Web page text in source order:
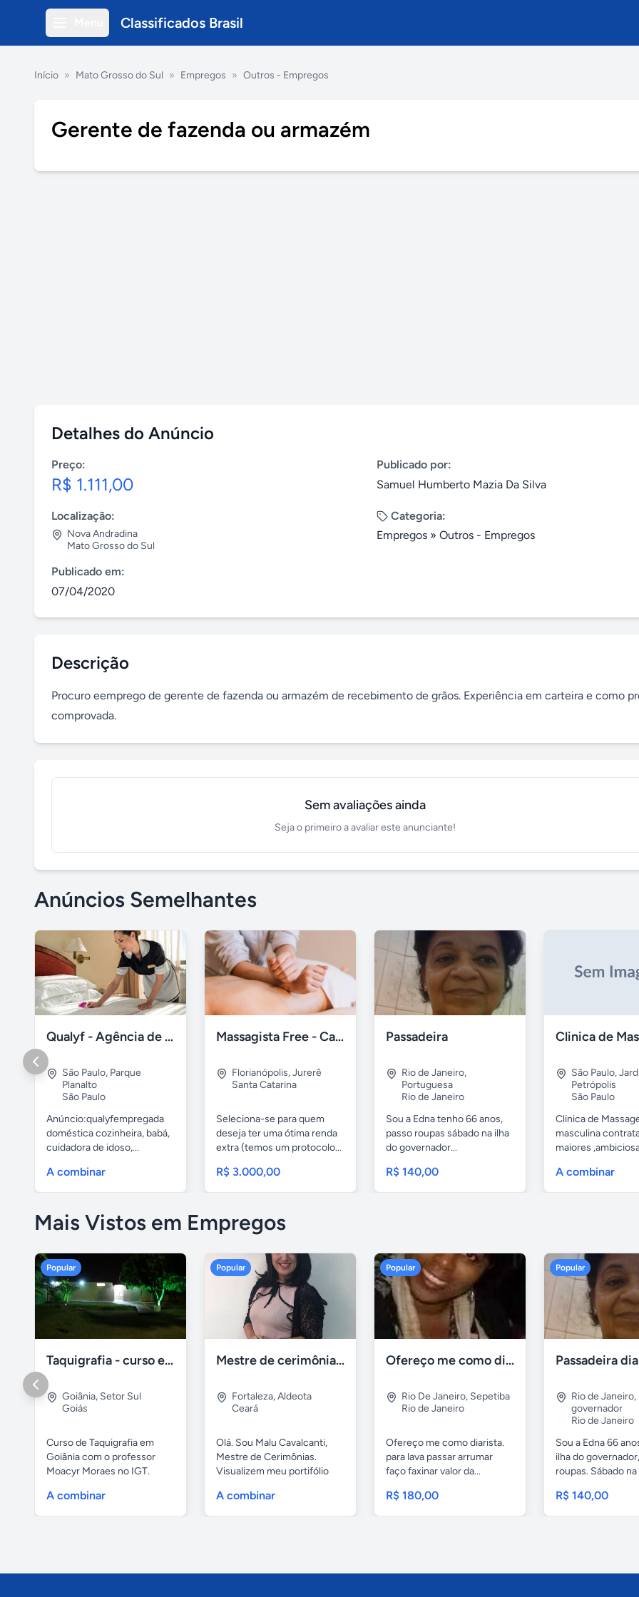
Classificados Brasil
Início » Mato Grosso do Sul » Empregos » Outros - Empregos
Gerente de fazenda ou armazém
Detalhes do Anúncio
Preço:
R$ 1.111,00
Publicado por:
Samuel Humberto Mazia Da Silva
Localização:
Nova Andradina
Mato Grosso do Sul
Categoria:
Empregos » Outros - Empregos
Publicado em:
07/04/2020
Descrição
Procuro eemprego de gerente de fazenda ou armazém de recebimento de grãos. Experiência em carteira e como
comprovada.
Sem avaliações ainda
Seja o primeiro a avaliar este anunciante!
Anúncios Semelhantes
Qualyf - Agência de empregada doméstica
São Paulo, Parque
Planalto
São Paulo
Anúncio:qualyfempregada
doméstica cozinheira, babá,
cuidadora de idoso,...
A combinar
Massagista Free - Carnaval 2026
Florianópolis,Jurerê
Santa Catarina
Seleciona-se para quem
deseja ter uma ótima renda
extra (temos um protocolo...
R$ 3.000,00
Passadeira
Rio de Janeiro,
Portuguesa
Rio de Janeiro
Sou a Edna tenho 66 anos,
passo roupas sábado na ilha
do governador...
R$ 140,00
São Paulo,
Petrópolis
São Paulo
Clinica de
masculina
maiores
A combinar
Mais Vistos em Empregos
Popular
Taquigrafia - curso em goiânia - goiás
Goiânia, Setor Sul
Goiás
Curso de Taquigrafia em
Goiânia com o professor
Moacyr Moraes no IGT.
A combinar
Popular
Mestre de cerimônias no ceará
Fortaleza,Aldeota
Ceará
Olá. Sou Malu Cavalcanti,
Mestre de Cerimônias.
Visualizem meu portifólio
A combinar
Popular
Ofereço me como diarista
Rio De Janeiro, Sepetiba
Rio de Janeiro
Ofereço me como diarista.
para lava passar arrumar
faço faxinar valor da...
R$ 180,00
Popular
Passadeira
Rio de Janeiro,
governador
Rio de Janeiro
Sou a Edna 66
ilha do
roupas. Sábado na
R$ 140,00